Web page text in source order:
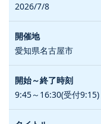
2026/7/8
愛知県名古屋市
9:45～16:30(受付9:15)